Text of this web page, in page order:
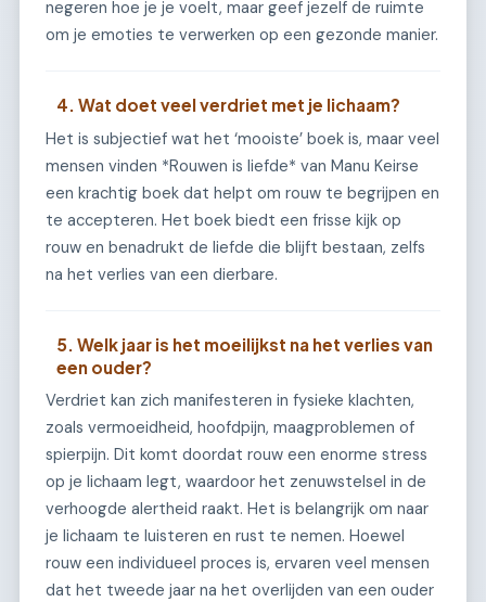
negeren hoe je je voelt, maar geef jezelf de ruimte
om je emoties te verwerken op een gezonde manier.
4. Wat doet veel verdriet met je lichaam?
Het is subjectief wat het ‘mooiste’ boek is, maar veel
mensen vinden *Rouwen is liefde* van Manu Keirse
een krachtig boek dat helpt om rouw te begrijpen en
te accepteren. Het boek biedt een frisse kijk op
rouw en benadrukt de liefde die blijft bestaan, zelfs
na het verlies van een dierbare.
5. Welk jaar is het moeilijkst na het verlies van
een ouder?
Verdriet kan zich manifesteren in fysieke klachten,
zoals vermoeidheid, hoofdpijn, maagproblemen of
spierpijn. Dit komt doordat rouw een enorme stress
op je lichaam legt, waardoor het zenuwstelsel in de
verhoogde alertheid raakt. Het is belangrijk om naar
je lichaam te luisteren en rust te nemen. Hoewel
rouw een individueel proces is, ervaren veel mensen
dat het tweede jaar na het overlijden van een ouder